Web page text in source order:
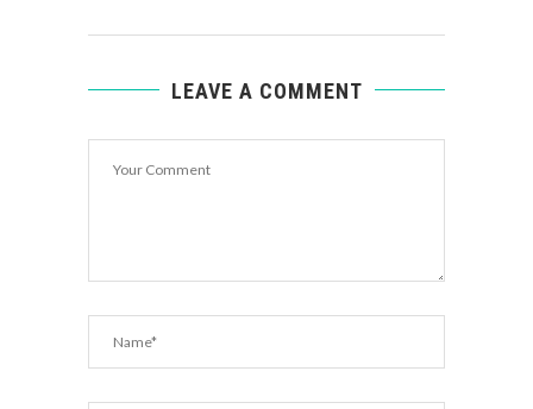
LEAVE A COMMENT